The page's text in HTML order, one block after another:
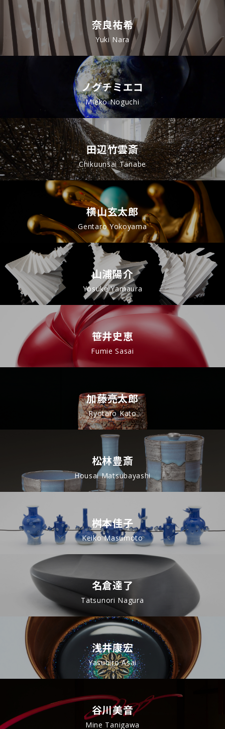
奈良祐希
Yuki Nara
ノグチミエコ
Mieko Noguchi
田辺竹雲斎
Chikuunsai Tanabe
横山玄太郎
Gentaro Yokoyama
山浦陽介
Yosuke Yamaura
笹井史恵
Fumie Sasai
加藤亮太郎
Ryotaro Kato
松林豊斎
Housai Matsubayashi
桝本佳子
Keiko Masumoto
名倉達了
Tatsunori Nagura
浅井康宏
Yasuhiro Asai
谷川美音
Mine Tanigawa